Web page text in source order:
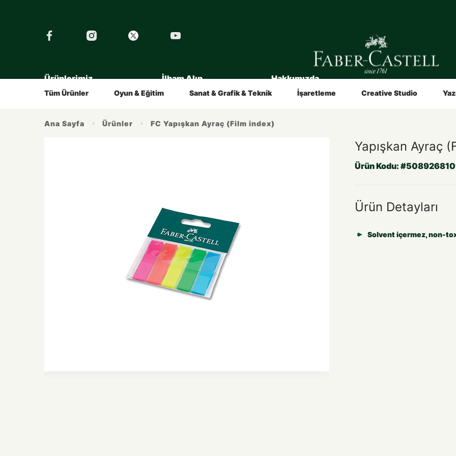
Ürünlerimiz
Tüm Ürünler Oyun & Eğitim Sanat & Grafik & Teknik İşaretleme Creative Studio
İlham Alın
Tüm Eğitimler Çocuklar İçin Gençler İçin Sanatçılar İçin Video ve Broşürler
Hakkımızda
Şirket Tarihçe Kalemin Hikayesi
Ana Sayfa Ürünler FC Yapışkan Ayraç (Film index)
Yapışkan Ayraç
Ürün Kodu:
Ürün Detayları
Solvent içermez, non-